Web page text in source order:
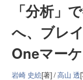
「分析」
へ、ブレ
Oneマー
岩崎 史絵[著] /高山 透